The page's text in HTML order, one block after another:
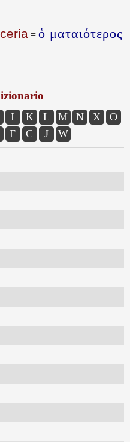
= ὁ ματαιότερος
I K L M N X
O
F C J W